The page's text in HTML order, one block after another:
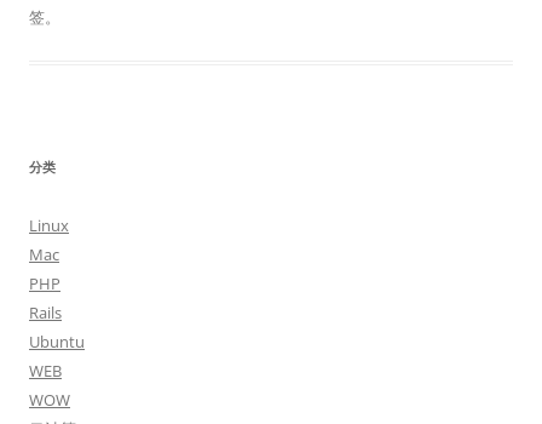
签。
分类
Linux
Mac
PHP
Rails
Ubuntu
WEB
WOW